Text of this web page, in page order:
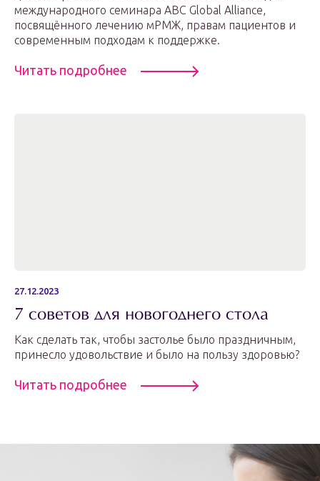
международного семинара ABC Global Alliance,
посвящённого лечению мРМЖ, правам пациентов и
современным подходам к поддержке.
Читать подробнее
27.12.2023
7 советов для новогоднего стола
Как сделать так, чтобы застолье было праздничным,
принесло удовольствие и было на пользу здоровью?
Читать подробнее